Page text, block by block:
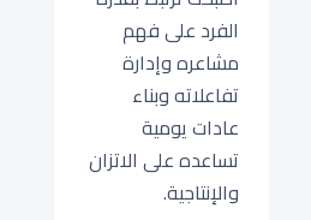
الفرد على فهم
مشاعره وإدارة
تفاعلاته وبناء
عادات يومية
تساعده على الاتزان
والإنتاجية.